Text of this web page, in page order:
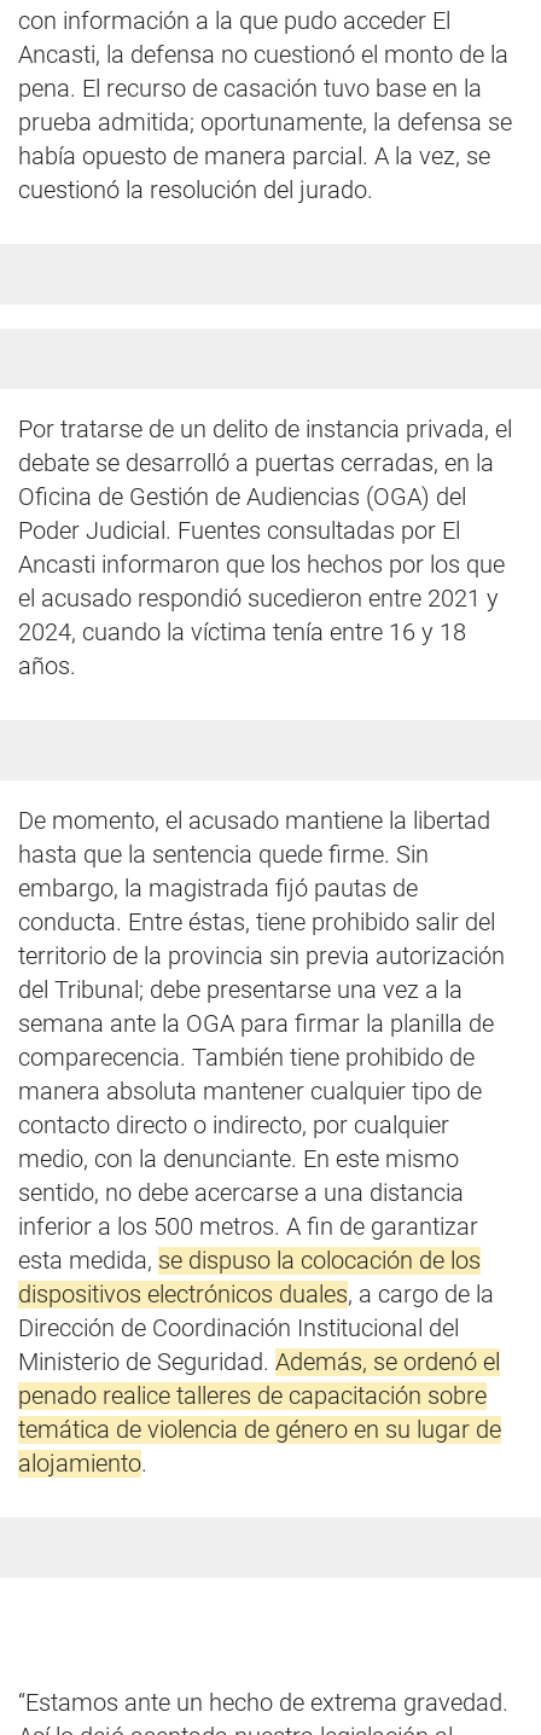
con información a la que pudo acceder El
Ancasti, la defensa no cuestionó el monto de la
pena. El recurso de casación tuvo base en la
prueba admitida; oportunamente, la defensa se
había opuesto de manera parcial. A la vez, se
cuestionó la resolución del jurado.
Por tratarse de un delito de instancia privada, el
debate se desarrolló a puertas cerradas, en la
Oficina de Gestión de Audiencias (OGA) del
Poder Judicial. Fuentes consultadas por El
Ancasti informaron que los hechos por los que
el acusado respondió sucedieron entre 2021 y
2024, cuando la víctima tenía entre 16 y 18
años.
De momento, el acusado mantiene la libertad
hasta que la sentencia quede firme. Sin
embargo, la magistrada fijó pautas de
conducta. Entre éstas, tiene prohibido salir del
territorio de la provincia sin previa autorización
del Tribunal; debe presentarse una vez a la
semana ante la OGA para firmar la planilla de
comparecencia. También tiene prohibido de
manera absoluta mantener cualquier tipo de
contacto directo o indirecto, por cualquier
medio, con la denunciante. En este mismo
sentido, no debe acercarse a una distancia
inferior a los 500 metros. A fin de garantizar
esta medida, se dispuso la colocación de los
dispositivos electrónicos duales, a cargo de la
Dirección de Coordinación Institucional del
Ministerio de Seguridad. Además, se ordenó el
penado realice talleres de capacitación sobre
temática de violencia de género en su lugar de
alojamiento.
“Estamos ante un hecho de extrema gravedad.